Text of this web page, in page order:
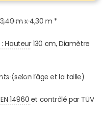
m x 4,30 m *
Hauteur 130 cm, Diamètre
(selon l’âge et la taille)
14960 et contrôlé par TÜV